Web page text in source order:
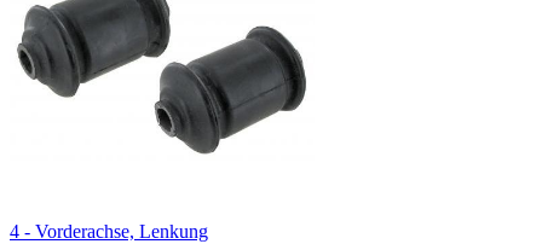
4 - Vorderachse, Lenkung